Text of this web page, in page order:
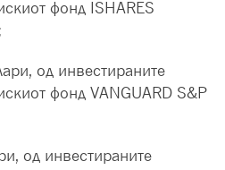
фонд ISHARES
од инвестираните
фонд VANGUARD S&P
од инвестираните